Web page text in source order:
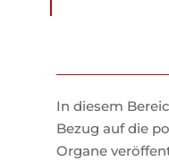
In diesem
Bezug auf die
Organe